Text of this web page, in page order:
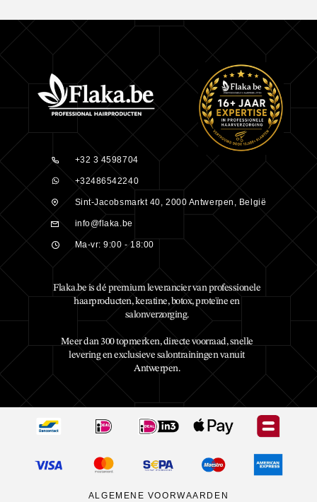
+32 3 4598704
+32486542240
Sint-Jacobsmarkt 40, 2000 Antwerpen, België
info@flaka.be
Ma-vr: 9:00 - 18:00
Flaka.be is dé premium leverancier van professionele
haarproducten, keratine, botox, proteïne en
salonverzorging.
Meer dan 300 topmerken, directe voorraad, snelle
levering en exclusieve salontrainingen vanuit
Antwerpen.
ALGEMENE VOORWAARDEN